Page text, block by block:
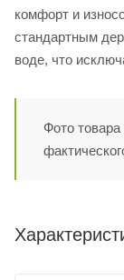
комфорт и
стандартным
воде, что
Фото